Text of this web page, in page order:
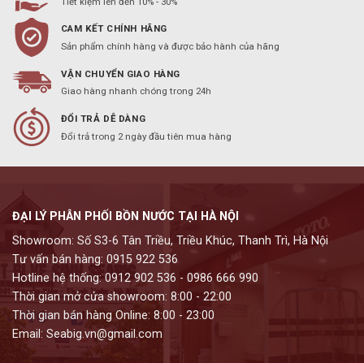
CAM KẾT CHÍNH HÃNG
Sản phẩm chính hàng và được bảo hành của hãng
VẬN CHUYỂN GIAO HÀNG
Giao hàng nhanh chóng trong 24h
ĐỔI TRẢ DỄ DÀNG
Đổi trả trong 2 ngày đầu tiên mua hàng
ĐẠI LÝ PHÂN PHỐI BỒN NƯỚC TẠI HÀ NỘI
Showroom: Số S3-6 Tân Triều, Triều Khúc, Thanh Trì, Hà Nội
Tư vấn bán hàng: 0915 922 536
Hotline hệ thống: 0912 902 536 - 0986 666 990
Thời gian mở cửa showroom: 8:00 - 22:00
Thời gian bán hàng Online: 8:00 - 23:00
Email: Seabig.vn@gmail.com